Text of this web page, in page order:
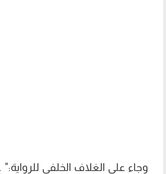
وجاء على الغلاف الخلفي